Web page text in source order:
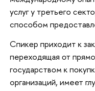
услуг у третьего
способом
Спикер приходит к
переходящая от
государством к
организаций, имеет